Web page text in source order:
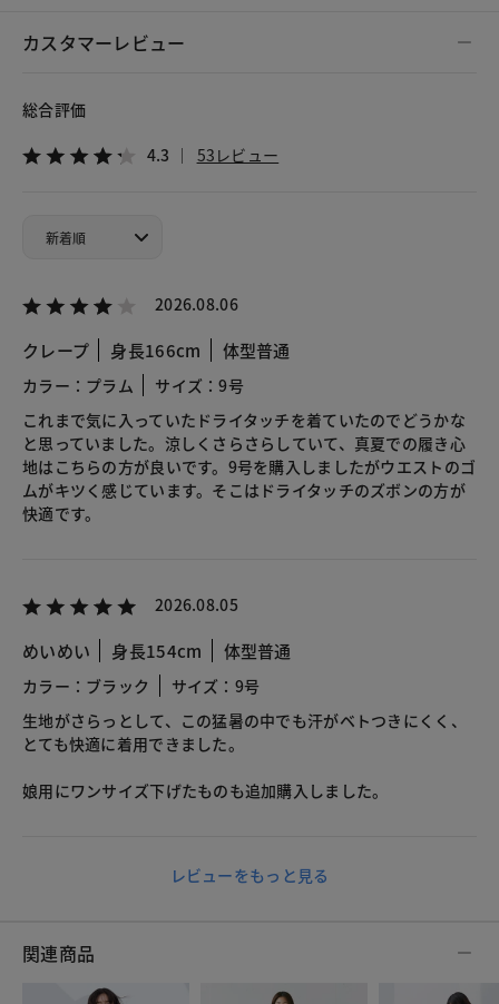
カスタマーレビュー
総合評価
4.3 53レビュー
2026.08.06
クレープ 身長166cm 体型普通
カラー：プラム
サイズ：9号
これまで気に入っていたドライタッチを着ていたのでどうかな
と思っていました。涼しくさらさらしていて、真夏での履き心
地はこちらの方が良いです。9号を購入しましたがウエストのゴ
ムがキツく感じています。そこはドライタッチのズボンの方が
快適です。
2026.08.05
めいめい 身長154cm 体型普通
カラー：ブラック
サイズ：9号
生地がさらっとして、この猛暑の中でも汗がベトつきにくく、
とても快適に着用できました。
娘用にワンサイズ下げたものも追加購入しました。
レビューをもっと見る
関連商品